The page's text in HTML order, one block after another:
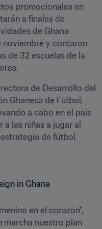
promocionales en
a finales de
de Ghana
noviembre y contaron
de 32 escuelas de la
de Desarrollo del
Ghanesa de Fútbol,
a cabo en el país
las niñas a jugar al
de fútbol
en el corazón",
marcha nuestro plan